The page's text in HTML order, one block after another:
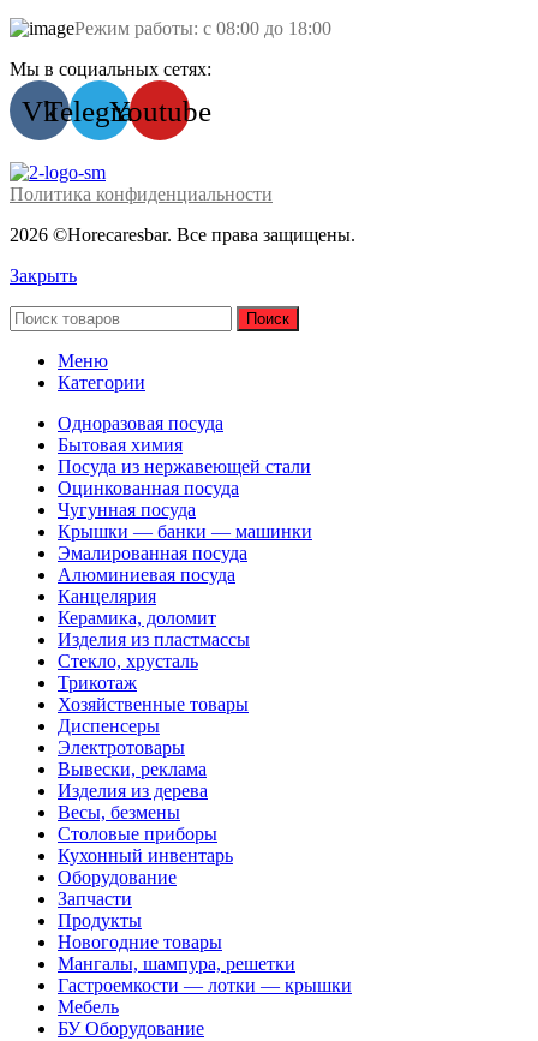
Режим работы: с 08:00 до 18:00
Мы в социальных сетях:
VkTelegramYoutube
2026 ©Horecaresbar. Все права защищены.
Политика конфиденциальности
Закрыть
Поиск
Меню
Категории
Одноразовая посуда
Бытовая химия
Посуда из нержавеющей стали
Оцинкованная посуда
Чугунная посуда
Крышки — банки — машинки
Эмалированная посуда
Алюминиевая посуда
Канцелярия
Керамика, доломит
Изделия из пластмассы
Стекло, хрусталь
Трикотаж
Хозяйственные товары
Диспенсеры
Электротовары
Вывески, реклама
Изделия из дерева
Весы, безмены
Столовые приборы
Кухонный инвентарь
Оборудование
Запчасти
Продукты
Новогодние товары
Мангалы, шампура, решетки
Гастроемкости — лотки — крышки
Мебель
БУ Оборудование